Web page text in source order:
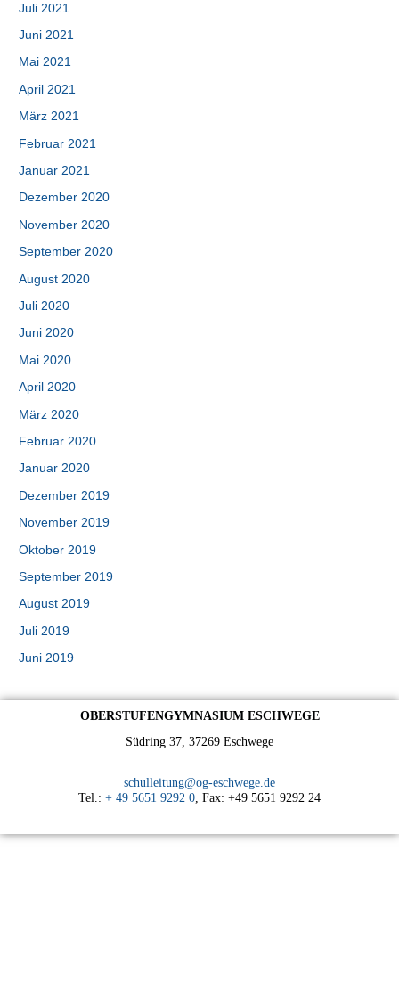
Juli 2021
Juni 2021
Mai 2021
April 2021
März 2021
Februar 2021
Januar 2021
Dezember 2020
November 2020
September 2020
August 2020
Juli 2020
Juni 2020
Mai 2020
April 2020
März 2020
Februar 2020
Januar 2020
Dezember 2019
November 2019
Oktober 2019
September 2019
August 2019
Juli 2019
Juni 2019
OBERSTUFENGYMNASIUM ESCHWEGE
Südring 37, 37269 Eschwege
schulleitung@og-eschwege.de
Tel.: + 49 5651 9292 0, Fax: +49 5651 9292 24